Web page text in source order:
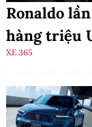
Ronaldo
hàng triệu
XE 365